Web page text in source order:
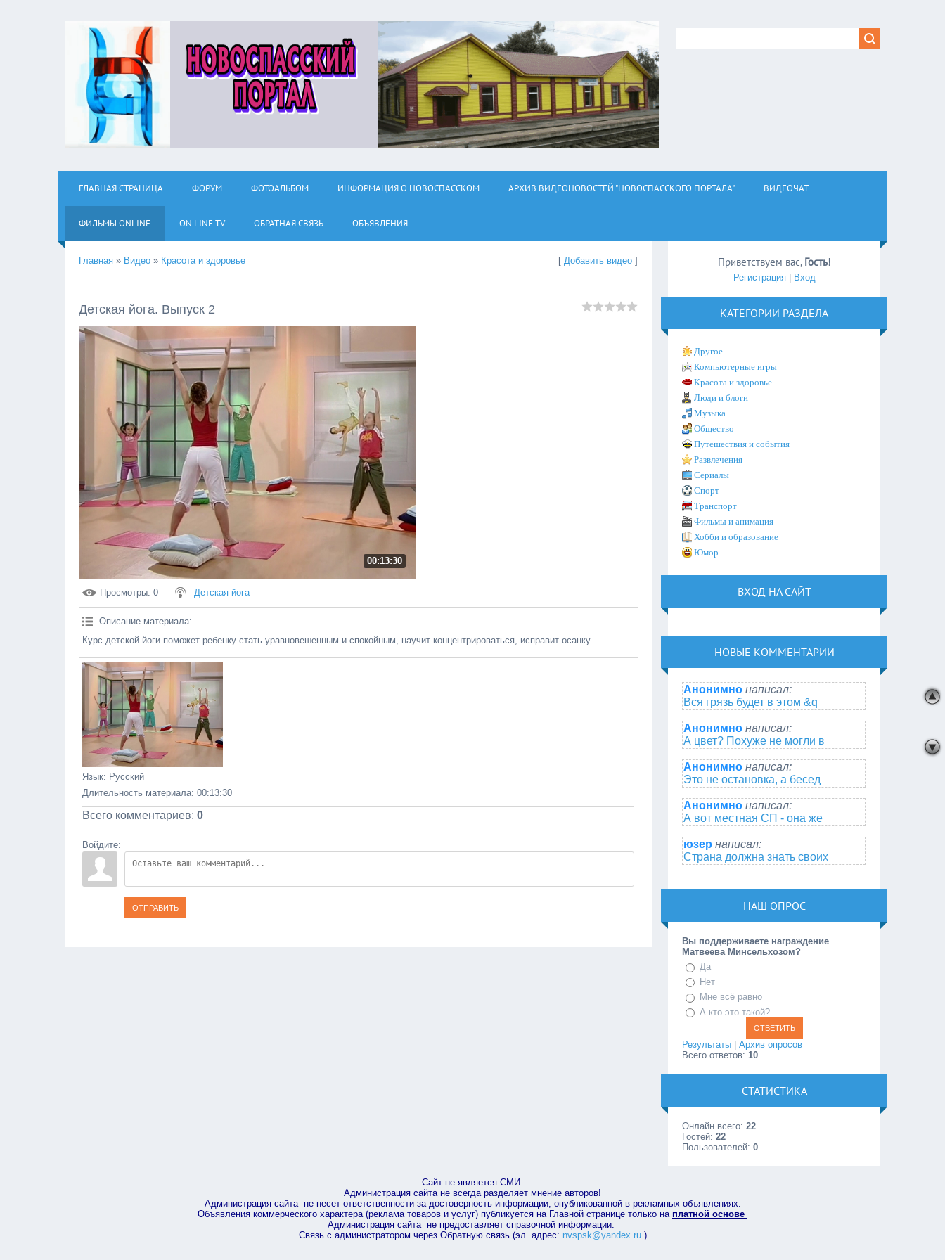
ГЛАВНАЯ СТРАНИЦА ФОРУМ ФОТОАЛЬБОМ ИНФОРМАЦИЯ О НОВОСПАССКОМ АРХИВ ВИДЕОНОВОСТЕЙ "НОВОСПАССКОГО ПОРТАЛА" ВИДЕОЧАТ
ФИЛЬМЫ ОNLINE ON LINE TV ОБРАТНАЯ СВЯЗЬ ОБЪЯВЛЕНИЯ
Главная » Видео » Красота и здоровье [Добавить видео ]
Детская йога. Выпуск 2
00:13:30
Просмотры: 0 Детская йога
Описание материала:
Курс детской йоги поможет ребенку стать уравновешенным и спокойным, научит концентрироваться, исправит осанку.
Язык: Русский
Длительность материала: 00:13:30
Всего комментариев: 0
Войдите:
ОТПРАВИТЬ
Приветствуем вас, Гость!
Регистрация| Вход
КАТЕГОРИИ РАЗДЕЛА
Другое
Компьютерные игры
Красота и здоровье
Люди и блоги
Музыка
Общество
Путешествия и события
Развлечения
Сериалы
Спорт
Транспорт
Фильмы и анимация
Хобби и образование
Юмор
ВХОД НА САЙТ
НОВЫЕ КОММЕНТАРИИ
Анонимно написал:
Вся грязь будет в этом &q
Анонимно написал:
А цвет? Похуже не могли в
Анонимно написал:
Это не остановка, а бесед
Анонимно написал:
А вот местная СП - она же
юзер написал:
Страна должна знать своих
НАШ ОПРОС
Вы поддерживаете награждение
Матвеева Минсельхозом?
Да
Нет
Мне всё равно
А кто это такой?
Результаты |Архив опросов
Всего ответов:10
СТАТИСТИКА
Онлайн всего:22
Гостей:22
Пользователей:0
Сайт не является СМИ.
Администрация сайта не всегда разделяет мнение авторов!
Администрация сайта не несет ответственности за достоверность информации, опубликованной в рекламных объявлениях.
Объявления коммерческого характера (реклама товаров и услуг) публикуется на Главной странице только на платной основе
Администрация сайта не предоставляет справочной информации.
Связь с администратором через Обратную связь (эл. адрес: nvspsk@yandex.ru)